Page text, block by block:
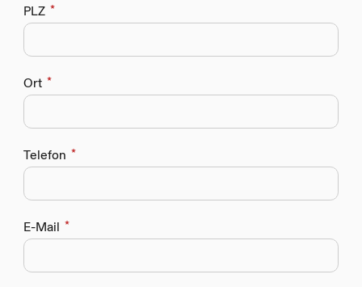
PLZ (required)
Ort (required)
Telefon (required)
E-Mail (required)